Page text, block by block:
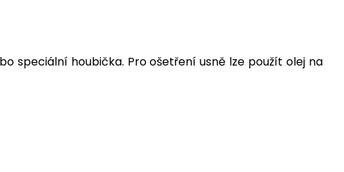
speciální houbička. Pro ošetření usně lze použít olej na